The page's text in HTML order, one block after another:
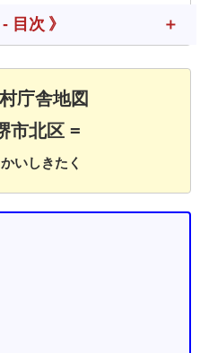
目次 》
庁舎地図
市北区 =
いしきたく